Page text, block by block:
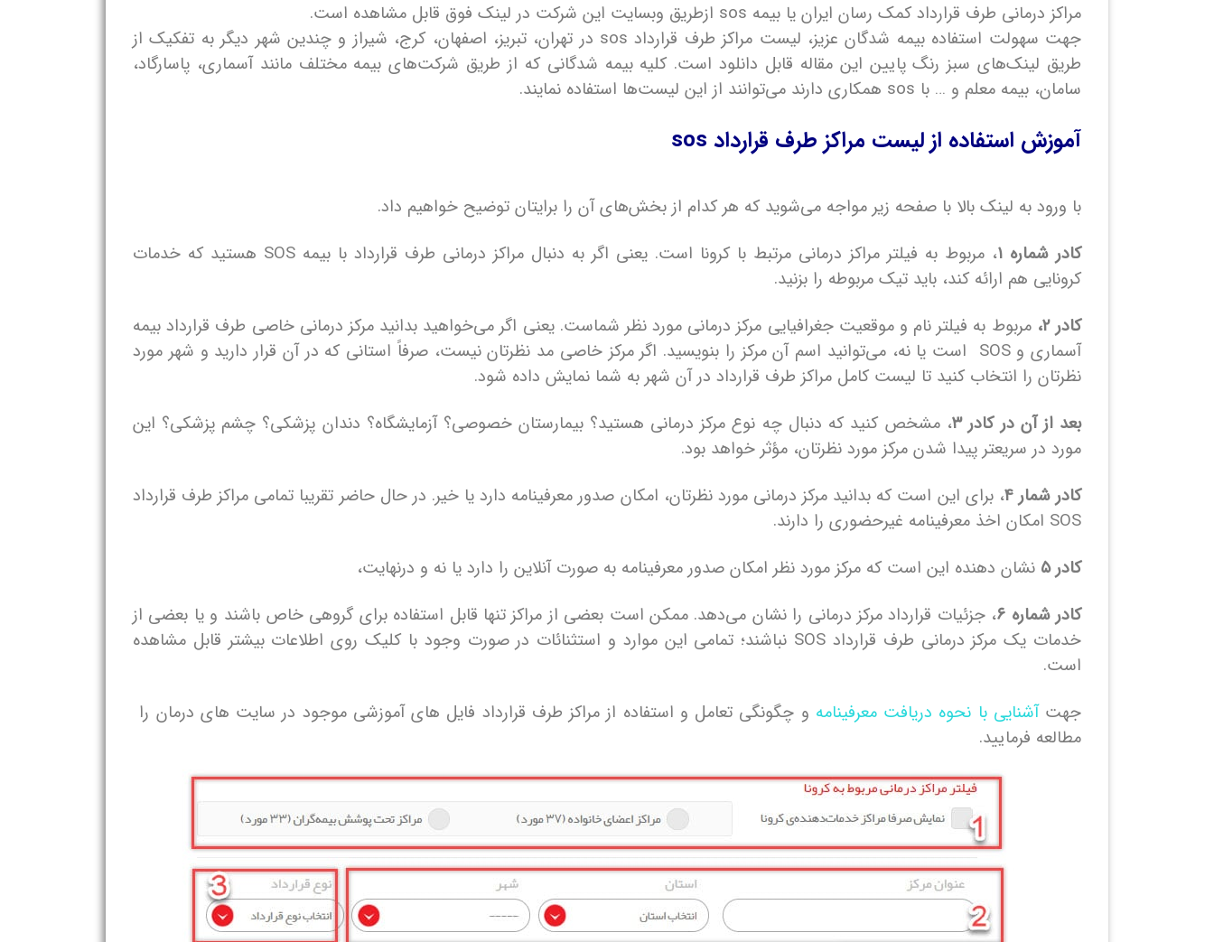
مراکز درمانی طرف قرارداد کمک رسان ایران یا بیمه sos ازطریق وبسایت این شرکت در لینک فوق قابل مشاهده است.
جهت سهولت استفاده بیمه شدگان عزیز، لیست مراکز طرف قرارداد sos در تهران، تبریز، اصفهان، کرج، شیراز و چندین شهر دیگر به تفکیک از
طریق لینک‌های سبز رنگ پایین این مقاله قابل دانلود است. کلیه بیمه شدگانی که از طریق شرکت‌های بیمه مختلف مانند آسماری، پاسارگاد،
سامان، بیمه معلم و … با sos همکاری دارند می‌توانند از این لیست‌ها استفاده نمایند.
آموزش استفاده از لیست مراکز طرف قرارداد sos
با ورود به لینک بالا با صفحه زیر مواجه می‌شوید که هر کدام از بخش‌های آن را برایتان توضیح خواهیم داد.
کادر شماره ۱
، مربوط به فیلتر مراکز درمانی مرتبط با کرونا است. یعنی اگر به دنبال مراکز درمانی طرف قرارداد با بیمه SOS هستید که خدمات
کرونایی هم ارائه کند، باید تیک مربوطه را بزنید.
کادر ۲،
مربوط به فیلتر نام و موقعیت جغرافیایی مرکز درمانی مورد نظر شماست. یعنی اگر می‌خواهید بدانید مرکز درمانی خاصی طرف قرارداد بیمه
آسماری و SOS است یا نه، می‌توانید اسم آن مرکز را بنویسید. اگر مرکز خاصی مد نظرتان نیست، صرفاً استانی که در آن قرار دارید و شهر مورد
نظرتان را انتخاب کنید تا لیست کامل مراکز طرف قرارداد در آن شهر به شما نمایش داده شود.
بعد از آن در کادر ۳ ، مشخص کنید که دنبال چه نوع مرکز درمانی هستید؟ بیمارستان خصوصی؟ آزمایشگاه؟ دندان پزشکی؟ چشم پزشکی؟ این
مورد در سریعتر پیدا شدن مرکز مورد نظرتان، مؤثر خواهد بود.
کادر شمار ۴ ، برای این است که بدانید مرکز درمانی مورد نظرتان، امکان صدور معرفینامه دارد یا خیر. در حال حاضر تقریبا تمامی مراکز طرف قرارداد
SOS امکان اخذ معرفینامه غیرحضوری را دارند.
کادر ۵ نشان دهنده این است که مرکز مورد نظر امکان صدور معرفینامه به صورت آنلاین را دارد یا نه و درنهایت،
کادر شماره ۶
، جزئیات قرارداد مرکز درمانی را نشان می‌دهد. ممکن است بعضی از مراکز تنها قابل استفاده برای گروهی خاص باشند و یا بعضی از
خدمات یک مرکز درمانی طرف قرارداد SOS نباشند؛ تمامی این موارد و استثنائات در صورت وجود با کلیک روی اطلاعات بیشتر قابل مشاهده
است.
جهتآشنایی با نحوه دریافت معرفینامه و چگونگی تعامل و استفاده از مراکز طرف قرارداد فایل های آموزشی موجود در سایت های درمان را
مطالعه فرمایید.